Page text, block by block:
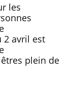
les
2 avril est
plein de